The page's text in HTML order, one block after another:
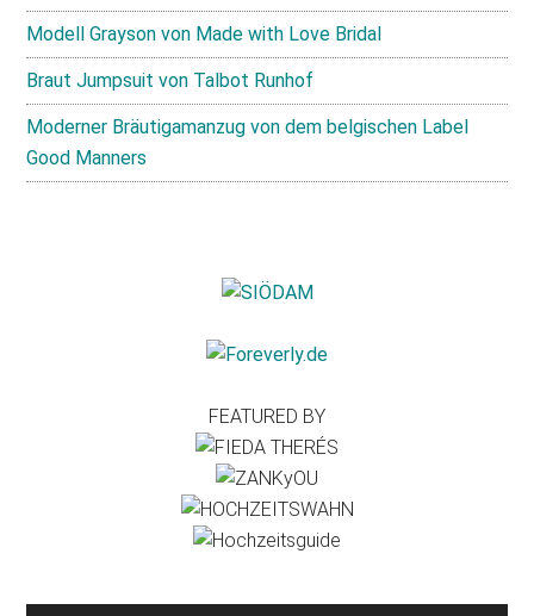
Modell Grayson von Made with Love Bridal
Braut Jumpsuit von Talbot Runhof
Moderner Bräutigamanzug von dem belgischen Label
Good Manners
FEATURED BY